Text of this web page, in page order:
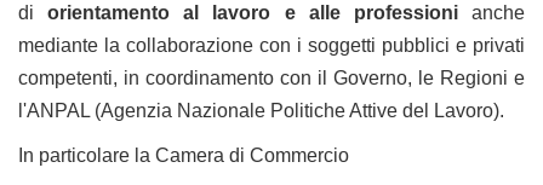
diorientamento al lavoro e alle professionianche
mediante la collaborazione con i soggetti pubblici e privati
competenti, in coordinamento con il Governo, le Regioni e
l'ANPAL (Agenzia Nazionale Politiche Attive del Lavoro).
In particolare la Camera di Commercio